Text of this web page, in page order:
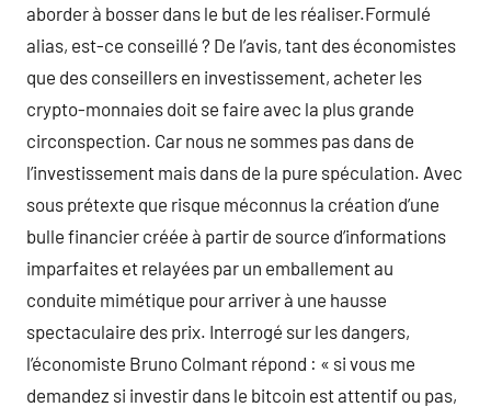
aborder à bosser dans le but de les réaliser.Formulé
alias, est-ce conseillé ? De l’avis, tant des économistes
que des conseillers en investissement, acheter les
crypto-monnaies doit se faire avec la plus grande
circonspection. Car nous ne sommes pas dans de
l’investissement mais dans de la pure spéculation. Avec
sous prétexte que risque méconnus la création d’une
bulle financier créée à partir de source d’informations
imparfaites et relayées par un emballement au
conduite mimétique pour arriver à une hausse
spectaculaire des prix. Interrogé sur les dangers,
l’économiste Bruno Colmant répond : « si vous me
demandez si investir dans le bitcoin est attentif ou pas,